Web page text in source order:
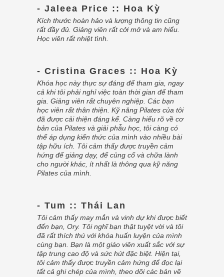
- Jaleea Price :: Hoa Kỳ
Kích thước hoàn hảo và lượng thông tin cũng
rất đầy đủ. Giảng viên rất cởi mở và am hiểu.
Học viên rất nhiệt tình.
- Cristina Graces :: Hoa Kỳ
Khóa học này thực sự đáng để tham gia, ngay
cả khi tôi phải nghỉ việc toàn thời gian để tham
gia. Giảng viên rất chuyên nghiệp. Các bạn
học viên rất thân thiện. Kỹ năng Pilates của tôi
đã được cải thiện đáng kể. Càng hiểu rõ về cơ
bản của Pilates và giải phẫu học, tôi càng có
thể áp dụng kiến thức của mình vào nhiều bài
tập hữu ích. Tôi cảm thấy được truyền cảm
hứng để giảng dạy, để củng cố và chữa lành
cho người khác, ít nhất là thông qua kỹ năng
Pilates của mình.
- Tum :: Thái Lan
Tôi cảm thấy may mắn và vinh dự khi được biết
đến bạn, Ory. Tôi nghĩ bạn thật tuyệt vời và tôi
đã rất thích thú với khóa huấn luyện của mình
cùng bạn. Bạn là một giáo viên xuất sắc với sự
tập trung cao độ và sức hút đặc biệt. Hiện tại,
tôi cảm thấy được truyền cảm hứng để đọc lại
tất cả ghi chép của mình, theo dõi các bản vẽ